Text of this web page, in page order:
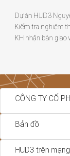
Dự án HUD3
Kiểm tra nghiệm
KH nhận bàn giao
CÔNG TY CỔ
Bản đồ
HUD3 trên